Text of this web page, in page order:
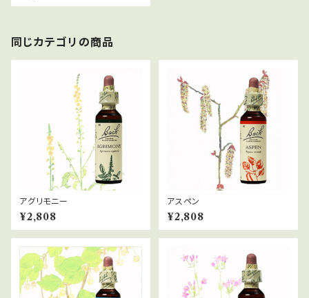
同じカテゴリの商品
アグリモニー
¥2,808
アスペン
¥2,808